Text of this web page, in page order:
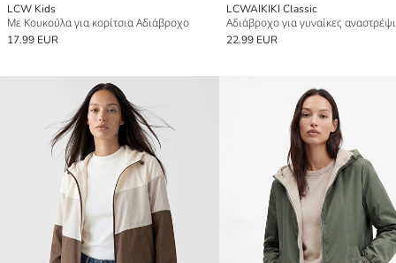
LCW Kids
Με Κουκούλα για κορίτσια Αδιάβροχο
17.99 EUR
LCWAIKIKI Classic
22.99 EUR